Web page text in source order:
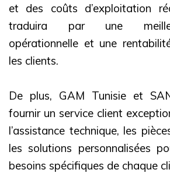
et des coûts d’exploitation
traduira par une
opérationnelle et une
les clients.
De plus, GAM Tunisie et
fournir un service client
l’assistance technique, les
les solutions personnalisées
besoins spécifiques de chaque